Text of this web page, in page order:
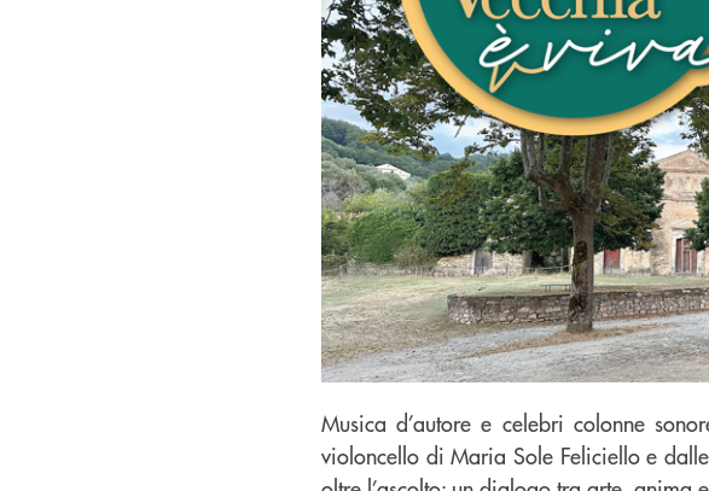
Musica d’autore e celebri colonne
violoncello di Maria Sole Feliciello e